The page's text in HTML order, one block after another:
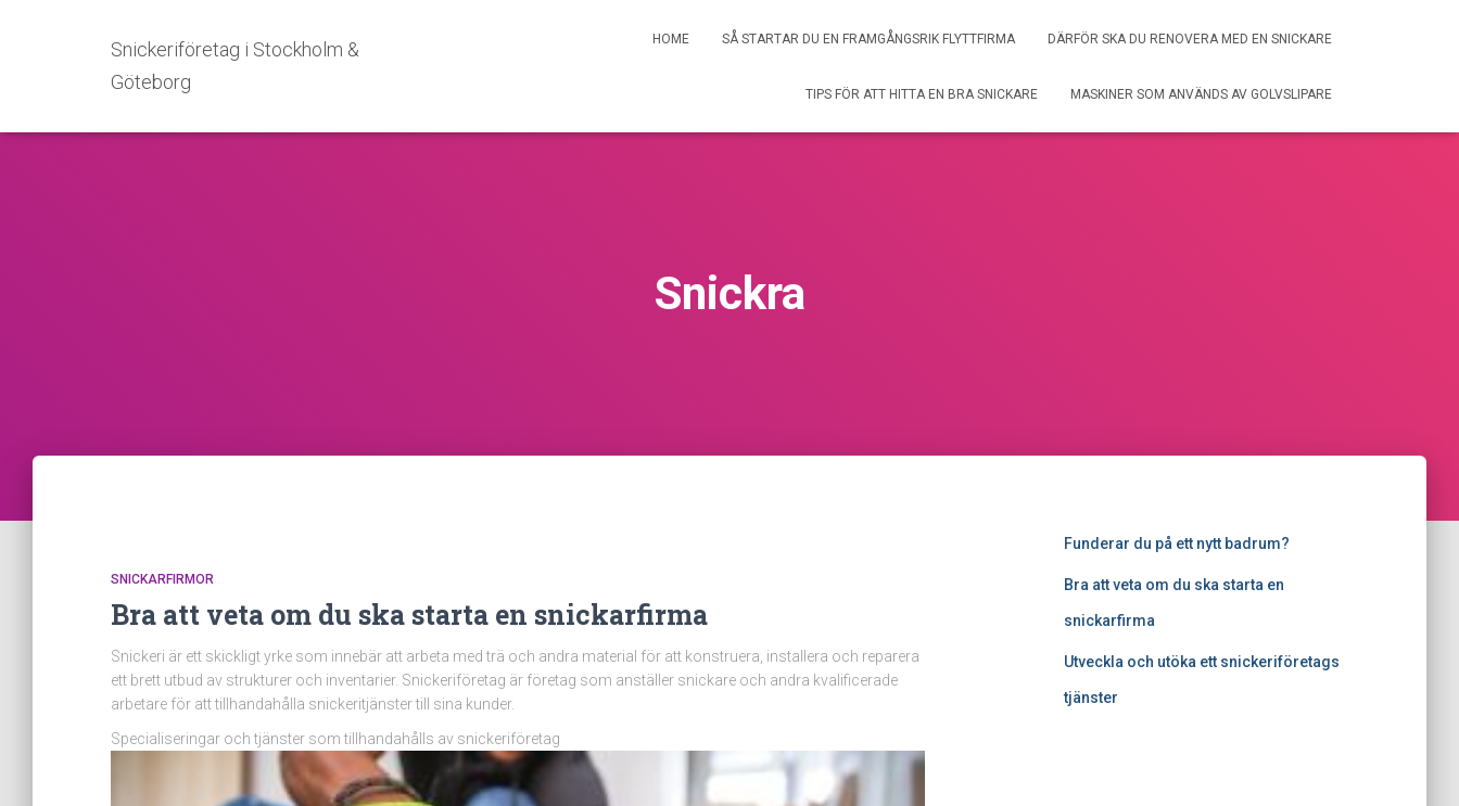
Snickeriföretag i Stockholm &
Göteborg
HOME SÅ STARTAR DU EN FRAMGÅNGSRIK FLYTTFIRMA DÄRFÖR SKA DU RENOVERA MED EN SNICKARE
TIPS FÖR ATT HITTA EN BRA SNICKARE MASKINER SOM ANVÄNDS AV GOLVSLIPARE
Snickra
SNICKARFIRMOR
Bra att veta om du ska starta en snickarfirma
Snickeri är ett skickligt yrke som innebär att arbeta med trä och andra material för att konstruera, installera och reparera
ett brett utbud av strukturer och inventarier. Snickeriföretag är företag som anställer snickare och andra kvalificerade
arbetare för att tillhandahålla snickeritjänster till sina kunder.
Specialiseringar och tjänster som tillhandahålls av snickeriföretag
Funderar du på ett nytt badrum?
Bra att veta om du ska starta en
snickarfirma
Utveckla och utöka ett snickeriföretags
tjänster